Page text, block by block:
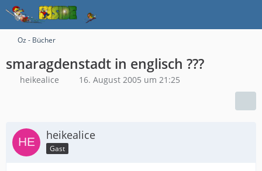
Oz - Bücher
smaragdenstadt in englisch ???
heikealice 16. August 2005 um 21:25
heikealice
Gast